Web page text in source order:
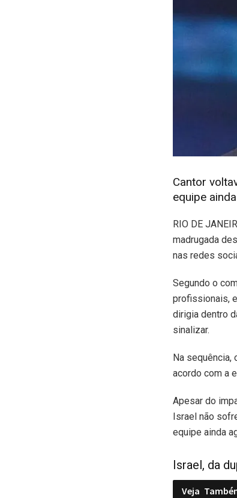
Cantor
equipe
RIO DE
madrugada
nas redes
Segundo o
profissionais,
dirigia dentro
sinalizar.
Na sequência,
acordo com a
Apesar do
Israel não
equipe ainda
Israel, da
Veja